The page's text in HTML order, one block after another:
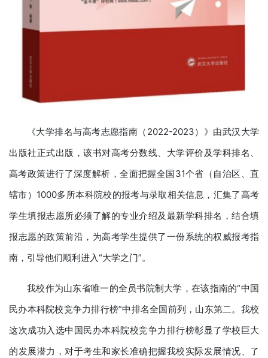
《大学排名与高考志愿指南（2022-2023）》由武汉大学
出版社正式出版，该书对高考分数线、大学评价及学科排名、
高考政策进行了深度解析，全面把握全国31个省（自治区、直
辖市）1000多所本科院校的报考与录取相关信息，汇集了高考
学生填报志愿所必须了解的专业介绍及最新学科排名，结合填
报志愿的政策前沿，为高考学生提供了一份系统的权威报考指
南，引导他们顺利进入“大学之门”。
我校作为山东省唯一的全员书院制大学，在该指南的“中国
民办本科院校竞争力排行榜”中排名全国前列，山东第二。我校
这次成功入选中国民办本科院校竞争力排行榜彰显了学校巨大
的发展潜力，对于考生和家长准确把握我校实际发展情况、了